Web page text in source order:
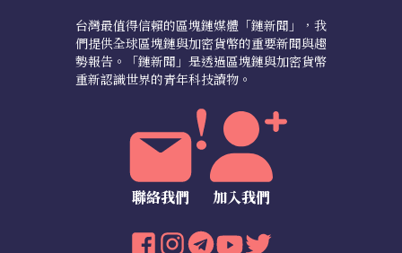
台灣最值得信賴的區塊鏈媒體「鏈新聞」，我
們提供全球區塊鏈與加密貨幣的重要新聞與趨
勢報告。「鏈新聞」是透過區塊鏈與加密貨幣
重新認識世界的青年科技讀物。
聯絡我們 加入我們